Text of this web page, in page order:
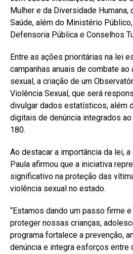
Mulher e da Diversidade Humana,
Saúde, além do Ministério
Defensoria Pública e Conselhos
Entre as ações prioritárias na lei
campanhas anuais de combate
sexual, a criação de um
Violência Sexual, que será
divulgar dados estatísticos, além
digitais de denúncia integrados
180.
Ao destacar a importância da lei,
Paula afirmou que a iniciativa
significativo na proteção das
violência sexual no estado.
“Estamos dando um passo firme
proteger nossas crianças,
programa fortalece a prevenção,
denúncia e integra esforços entre